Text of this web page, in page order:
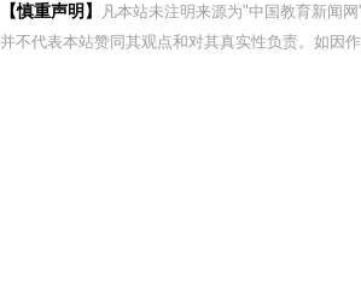
【慎重声明】
凡本站未注明来源为"中国教育新闻
并不代表本站赞同其观点和对其真实性负责。如因